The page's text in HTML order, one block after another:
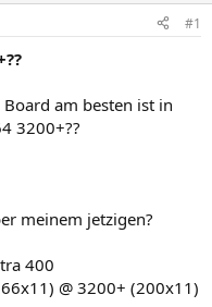
#1
am besten ist in
3200+??
meinem jetzigen?
400
@ 3200+ (200x11)